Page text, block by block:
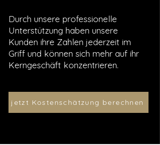
Durch unsere professionelle
Unterstützung haben unsere
Kunden ihre Zahlen jederzeit im
Griff und können sich mehr auf ihr
Kerngeschäft konzentrieren.
jetzt Kostenschätzung berechnen